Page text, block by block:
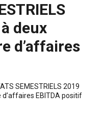
deux
d’affaires
SEMESTRIELS 2019
EBITDA positif